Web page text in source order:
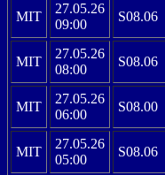
MIT
27.05.26
09:00
S08.06
MIT
27.05.26
08:00
S08.06
MIT
27.05.26
06:00
S08.00
MIT
27.05.26
05:00
S08.06